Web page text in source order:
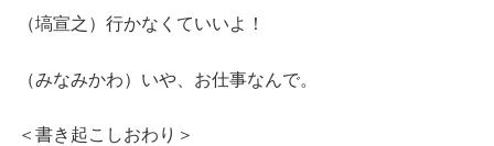
（塙宣之）行かなくていいよ！
（みなみかわ）いや、お仕事なんで。
＜書き起こしおわり＞